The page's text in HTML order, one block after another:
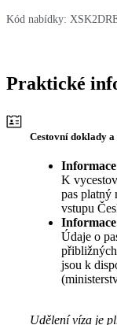
Kód nabídky:
Praktické
Cestovní doklady
K
pas platný
vstupu
Údaje o
jsou k
Udělení víza je